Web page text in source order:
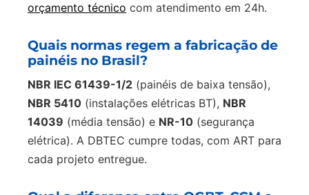
orçamento técnico com atendimento em 24h.
Quais normas regem a fabricação de
painéis no Brasil?
NBR IEC 61439-1/2 (painéis de baixa tensão),
NBR 5410 (instalações elétricas BT), NBR
14039 (média tensão) e NR-10 (segurança
elétrica). A DBTEC cumpre todas, com ART para
cada projeto entregue.